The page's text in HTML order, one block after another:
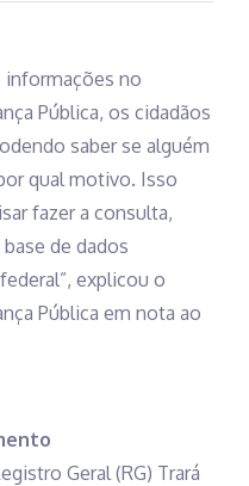
informações no
Pública, os cidadãos
saber se alguém
qual motivo. Isso
fazer a consulta,
de dados
explicou o
Pública em nota ao
Geral (RG) Trará